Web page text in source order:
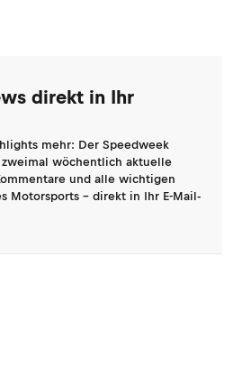
direkt in Ihr
mehr: Der Speedweek
wöchentlich aktuelle
und alle wichtigen
Motorsports - direkt in Ihr E-Mail-